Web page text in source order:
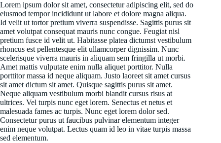
Lorem ipsum dolor sit amet, consectetur adipiscing elit, sed do
eiusmod tempor incididunt ut labore et dolore magna aliqua.
Id velit ut tortor pretium viverra suspendisse. Sagittis purus sit
amet volutpat consequat mauris nunc congue. Feugiat nisl
pretium fusce id velit ut. Habitasse platea dictumst vestibulum
rhoncus est pellentesque elit ullamcorper dignissim. Nunc
scelerisque viverra mauris in aliquam sem fringilla ut morbi.
Amet mattis vulputate enim nulla aliquet porttitor. Nulla
porttitor massa id neque aliquam. Justo laoreet sit amet cursus
sit amet dictum sit amet. Quisque sagittis purus sit amet.
Neque aliquam vestibulum morbi blandit cursus risus at
ultrices. Vel turpis nunc eget lorem. Senectus et netus et
malesuada fames ac turpis. Nunc eget lorem dolor sed.
Consectetur purus ut faucibus pulvinar elementum integer
enim neque volutpat. Lectus quam id leo in vitae turpis massa
sed elementum.